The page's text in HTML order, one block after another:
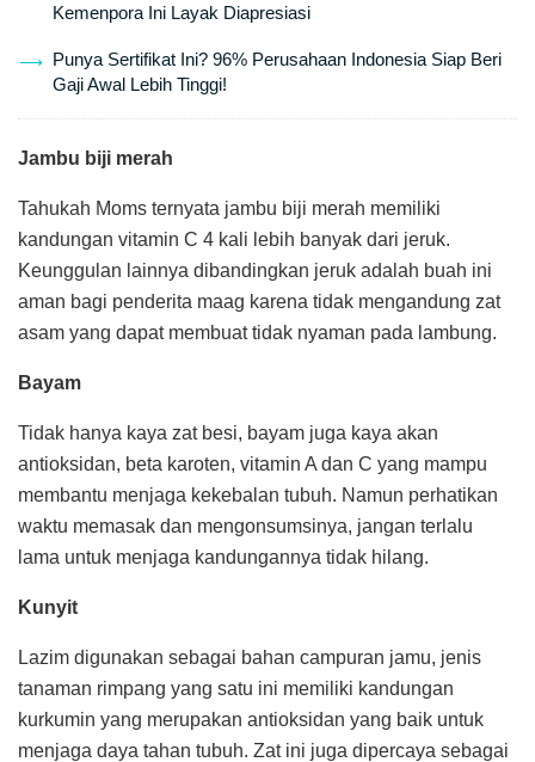
Kemenpora Ini Layak Diapresiasi
Punya Sertifikat Ini? 96% Perusahaan Indonesia Siap Beri
Gaji Awal Lebih Tinggi!
Jambu biji merah
Tahukah Moms ternyata jambu biji merah memiliki
kandungan vitamin C 4 kali lebih banyak dari jeruk.
Keunggulan lainnya dibandingkan jeruk adalah buah ini
aman bagi penderita maag karena tidak mengandung zat
asam yang dapat membuat tidak nyaman pada lambung.
Bayam
Tidak hanya kaya zat besi, bayam juga kaya akan
antioksidan, beta karoten, vitamin A dan C yang mampu
membantu menjaga kekebalan tubuh. Namun perhatikan
waktu memasak dan mengonsumsinya, jangan terlalu
lama untuk menjaga kandungannya tidak hilang.
Kunyit
Lazim digunakan sebagai bahan campuran jamu, jenis
tanaman rimpang yang satu ini memiliki kandungan
kurkumin yang merupakan antioksidan yang baik untuk
menjaga daya tahan tubuh. Zat ini juga dipercaya sebagai